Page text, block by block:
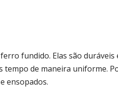
fundido. Elas são duráveis
de maneira uniforme.
ensopados.